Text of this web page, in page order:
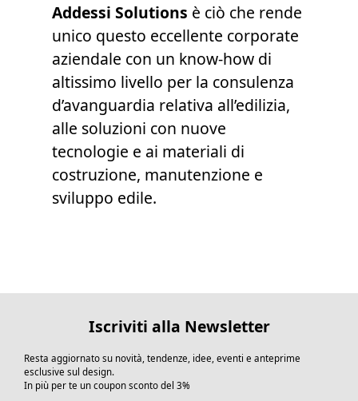
Addessi Solutions è ciò che rende
unico questo eccellente corporate
aziendale con un know-how di
altissimo livello per la consulenza
d’avanguardia relativa all’edilizia,
alle soluzioni con nuove
tecnologie e ai materiali di
costruzione, manutenzione e
sviluppo edile.
Iscriviti alla Newsletter
Resta aggiornato su novità, tendenze, idee, eventi e anteprime
esclusive sul design.
In più per te un coupon sconto del 3%